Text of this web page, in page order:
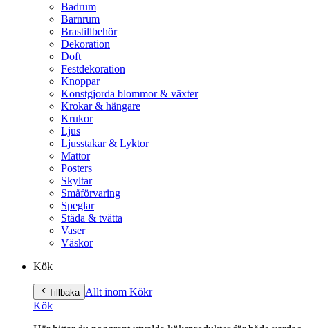
Badrum
Barnrum
Brastillbehör
Dekoration
Doft
Festdekoration
Knoppar
Konstgjorda blommor & växter
Krokar & hängare
Krukor
Ljus
Ljusstakar & Lyktor
Mattor
Posters
Skyltar
Småförvaring
Speglar
Städa & tvätta
Vaser
Väskor
Kök
Tillbaka Allt inom Kökr
Kök